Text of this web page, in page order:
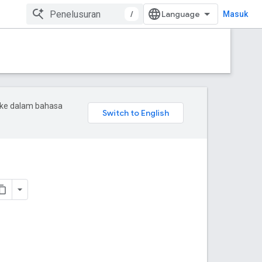
/ Masuk
dalam bahasa